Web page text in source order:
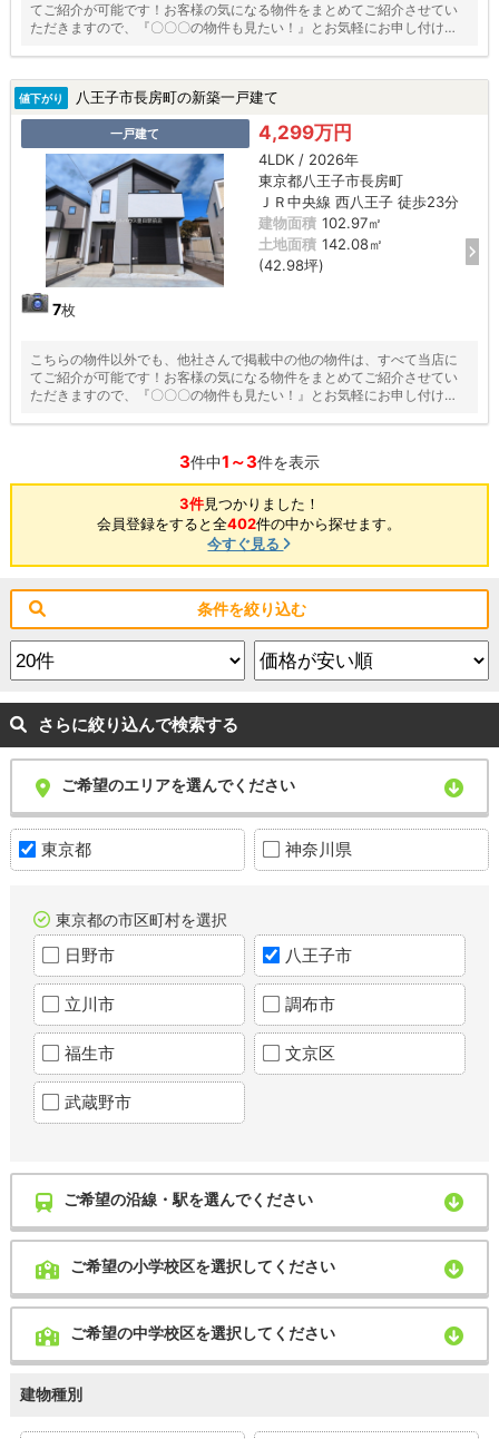
てご紹介が可能です！お客様の気になる物件をまとめてご紹介させてい
ただきますので、『〇〇〇の物件も見たい！』とお気軽にお申し付けく
値下がり 八王子市長房町の新築一戸建て
一戸建て
7枚
4,299万円
4LDK / 2026年
東京都八王子市長房町
ＪＲ中央線 西八王子 徒歩23分
建物面積 102.97㎡
土地面積 142.08㎡
(42.98坪)
こちらの物件以外でも、他社さんで掲載中の他の物件は、すべて当店に
てご紹介が可能です！お客様の気になる物件をまとめてご紹介させてい
ただきますので、『〇〇〇の物件も見たい！』とお気軽にお申し付けく
3件中1～3件を表示
3件見つかりました！
会員登録をすると全402件の中から探せます。
今すぐ見る
条件を絞り込む
さらに絞り込んで検索する
ご希望のエリアを選んでください
東京都 神奈川県
東京都の市区町村を選択
日野市 八王子市
立川市 調布市
福生市 文京区
武蔵野市
ご希望の沿線・駅を選んでください
ご希望の小学校区を選択してください
ご希望の中学校区を選択してください
建物種別